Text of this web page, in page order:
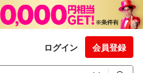
ログイン 会員登録